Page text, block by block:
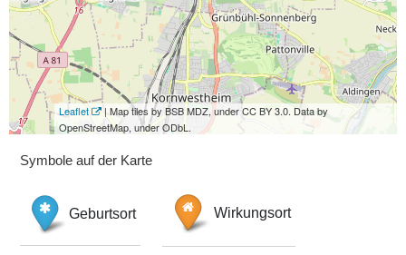
Leaflet
| Map tiles by BSB MDZ, under CC BY 3.0. Data by
OpenStreetMap, under ODbL.
Symbole auf der Karte
Geburtsort Wirkungsort